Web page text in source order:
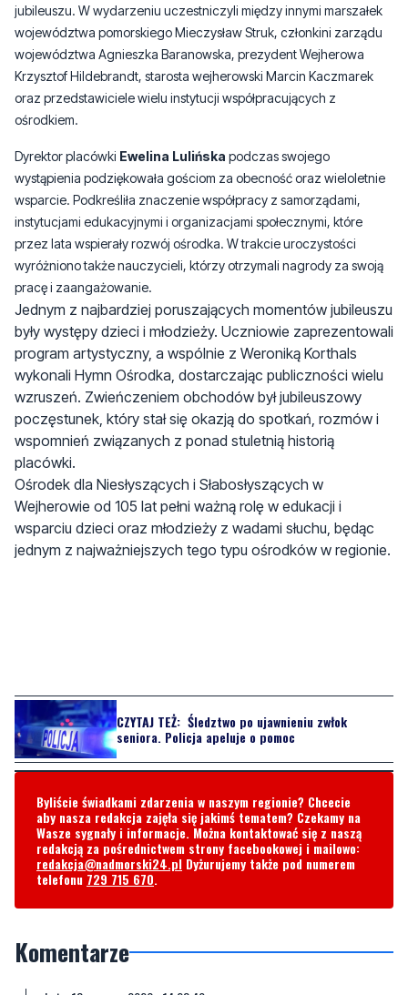
Krzysztof Hildebrandt, starosta wejherowski Marcin Kaczmarek
oraz przedstawiciele wielu instytucji współpracujących z
ośrodkiem.
Dyrektor placówki Ewelina Lulińska
podczas swojego
wystąpienia podziękowała gościom za obecność oraz wieloletnie
instytucjami edukacyjnymi i organizacjami społecznymi, które
przez lata wspierały rozwój ośrodka. W trakcie uroczystości
wyróżniono także nauczycieli, którzy otrzymali nagrody za swoją
pracę i zaangażowanie.
Jednym z najbardziej poruszających momentów jubileuszu
były występy dzieci i młodzieży. Uczniowie zaprezentowali
program artystyczny, a wspólnie z Weroniką Korthals
wykonali Hymn Ośrodka, dostarczając publiczności wielu
wzruszeń. Zwieńczeniem obchodów był jubileuszowy
poczęstunek, który stał się okazją do spotkań, rozmów i
wspomnień związanych z ponad stuletnią historią
placówki.
Ośrodek dla Niesłyszących i Słabosłyszących w
Wejherowie od 105 lat pełni ważną rolę w edukacji i
wsparciu dzieci oraz młodzieży z wadami słuchu, będąc
jednym z najważniejszych tego typu ośrodków w regionie.
Byliście świadkami zdarzenia w naszym regionie? Chcecie
aby nasza redakcja zajęła się jakimś tematem? Czekamy na
Wasze sygnały i informacje. Można kontaktować się z naszą
redakcja@nadmorski24.plDyżurujemy także pod numerem
telefonu729 715 670.
Komentarze
Z tej okazji ksiądz proboszcz wygłosił kazanie. Wierni z wrażenia